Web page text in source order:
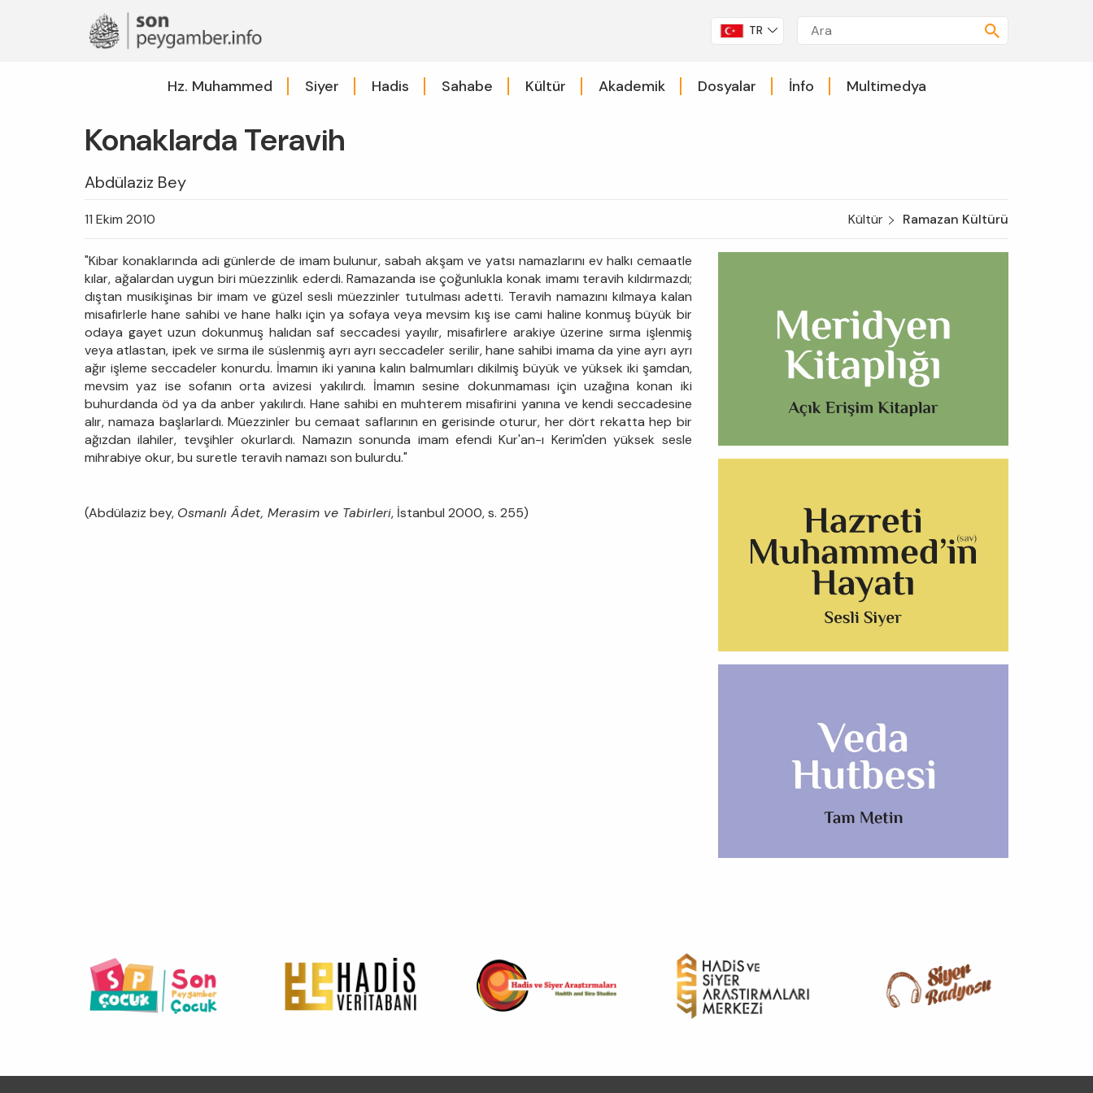
TR
Hz. Muhammed Siyer Hadis Sahabe Kültür Akademik Dosyalar İnfo Multimedya
Konaklarda Teravih
Abdülaziz Bey
11 Ekim 2010 Kültür Ramazan Kültürü
"Kibar konaklarında adi günlerde de imam bulunur, sabah akşam ve yatsı namazlarını ev halkı cemaatle
kılar, ağalardan uygun biri müezzinlik ederdi. Ramazanda ise çoğunlukla konak imamı teravih kıldırmazdı;
dıştan musikişinas bir imam ve güzel sesli müezzinler tutulması adetti. Teravih namazını kılmaya kalan
misafirlerle hane sahibi ve hane halkı için ya sofaya veya mevsim kış ise cami haline konmuş büyük bir
odaya gayet uzun dokunmuş halıdan saf seccadesi yayılır, misafirlere arakiye üzerine sırma işlenmiş
veya atlastan, ipek ve sırma ile süslenmiş ayrı ayrı seccadeler serilir, hane sahibi imama da yine ayrı ayrı
ağır işleme seccadeler konurdu. İmamın iki yanına kalın balmumları dikilmiş büyük ve yüksek iki şamdan,
mevsim yaz ise sofanın orta avizesi yakılırdı. İmamın sesine dokunmaması için uzağına konan iki
buhurdanda öd ya da anber yakılırdı. Hane sahibi en muhterem misafirini yanına ve kendi seccadesine
alır, namaza başlarlardı. Müezzinler bu cemaat saflarının en gerisinde oturur, her dört rekatta hep bir
ağızdan ilahiler, tevşihler okurlardı. Namazın sonunda imam efendi Kur'an-ı Kerim'den yüksek sesle
mihrabiye okur, bu suretle teravih namazı son bulurdu."
(Abdülaziz bey, Osmanlı Âdet, Merasim ve Tabirleri, İstanbul 2000, s. 255)